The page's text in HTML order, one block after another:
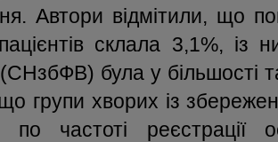
Автори відмітили, що
пацієнтів склала 3,1%,
була у більшості
групи хворих із
по частоті